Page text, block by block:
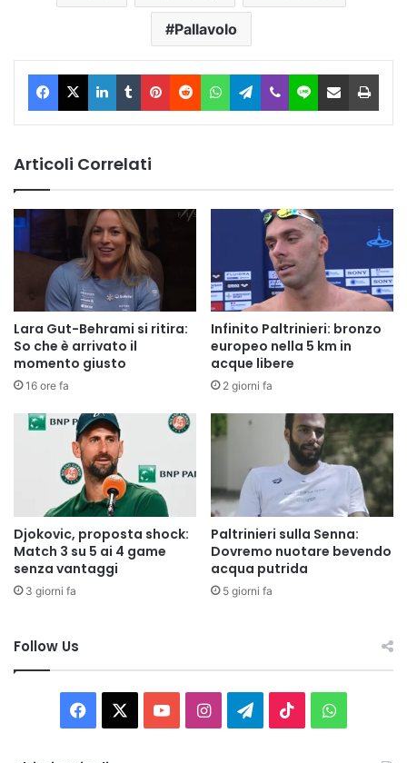
Pallavolo
Facebook
X LinkedIn
TumblrPinterest
RedditWhatsAppTelegram
ViberLine Condividi via Email
Articoli Correlati
Lara Gut-Behrami si ritira:
So che è arrivato il
momento giusto
16 ore fa
Infinito Paltrinieri: bronzo
europeo nella 5 km in
acque libere
2 giorni fa
Djokovic, proposta shock:
Match 3 su 5 ai 4 game
senza vantaggi
3 giorni fa
Paltrinieri sulla Senna:
Dovremo nuotare bevendo
acqua putrida
5 giorni fa
Follow Us
Facebook You InstagramTelegram
TikTok